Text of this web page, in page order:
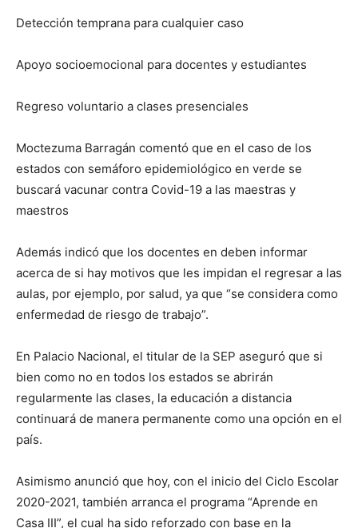
Detección temprana para cualquier caso
Apoyo socioemocional para docentes y estudiantes
Regreso voluntario a clases presenciales
Moctezuma Barragán comentó que en el caso de los
estados con semáforo epidemiológico en verde se
buscará vacunar contra Covid-19 a las maestras y
maestros
Además indicó que los docentes en deben informar
acerca de si hay motivos que les impidan el regresar a las
aulas, por ejemplo, por salud, ya que “se considera como
enfermedad de riesgo de trabajo”.
En Palacio Nacional, el titular de la SEP aseguró que si
bien como no en todos los estados se abrirán
regularmente las clases, la educación a distancia
continuará de manera permanente como una opción en el
país.
Asimismo anunció que hoy, con el inicio del Ciclo Escolar
2020-2021, también arranca el programa “Aprende en
Casa III”, el cual ha sido reforzado con base en la